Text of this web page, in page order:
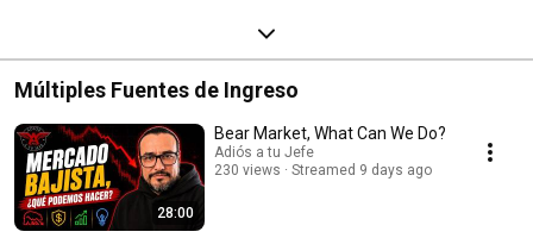
Múltiples Fuentes de Ingreso
28:00
Bear Market, What Can We Do?
Adiós a tu Jefe
230 views
Streamed 9 days ago